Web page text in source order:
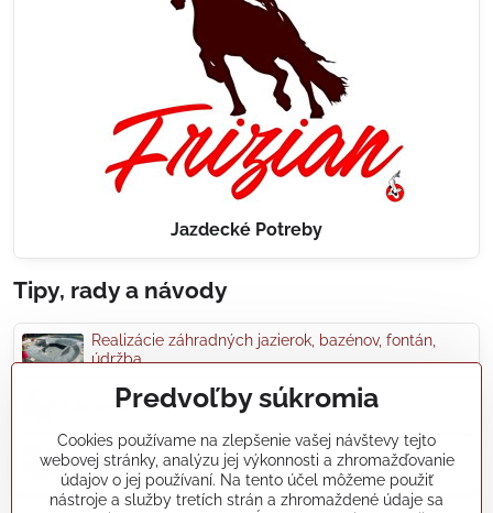
Jazdecké Potreby
Tipy, rady a návody
Realizácie záhradných jazierok, bazénov, fontán,
údržba...
Články a blogy
Rady a návody
Predvoľby súkromia
Cookies používame na zlepšenie vašej návštevy tejto
webovej stránky, analýzu jej výkonnosti a zhromažďovanie
údajov o jej používaní. Na tento účel môžeme použiť
nástroje a služby tretích strán a zhromaždené údaje sa